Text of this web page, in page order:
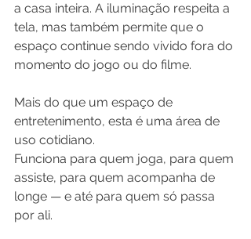
a casa inteira. A iluminação respeita a
tela, mas também permite que o
espaço continue sendo vivido fora do
momento do jogo ou do filme.
Mais do que um espaço de
entretenimento, esta é uma área de
uso cotidiano.
Funciona para quem joga, para quem
assiste, para quem acompanha de
longe — e até para quem só passa
por ali.